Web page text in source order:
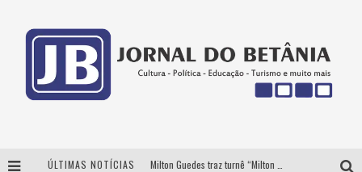
ÚLTIMAS NOTÍCIAS